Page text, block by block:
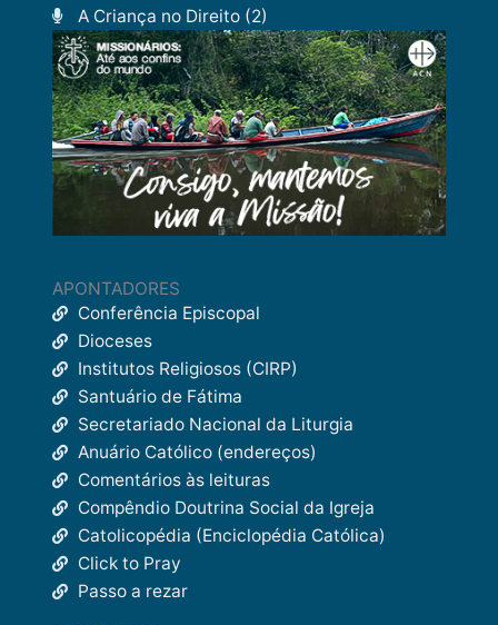
A Criança no Direito (2)
APONTADORES
Conferência Episcopal
Dioceses
Institutos Religiosos (CIRP)
Santuário de Fátima
Secretariado Nacional da Liturgia
Anuário Católico (endereços)
Comentários às leituras
Compêndio Doutrina Social da Igreja
Catolicopédia (Enciclopédia Católica)
Click to Pray
Passo a rezar